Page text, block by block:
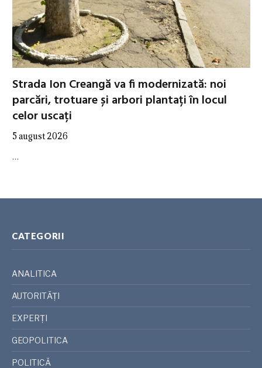
Strada Ion Creangă va fi modernizată: noi
parcări, trotuare și arbori plantați în locul
celor uscați
5 august 2026
…
CATEGORII
ANALITICA
AUTORITĂȚI
EXPERȚI
GEOPOLITICA
POLITICĂ